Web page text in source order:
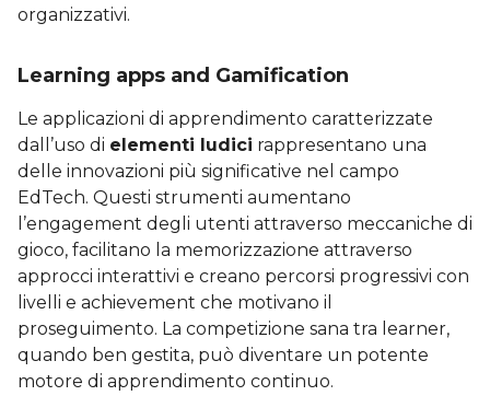
organizzativi.
Learning apps and Gamification
Le applicazioni di apprendimento caratterizzate
dall’uso di elementi ludici rappresentano una
delle innovazioni più significative nel campo
EdTech. Questi strumenti aumentano
l’engagement degli utenti attraverso meccaniche di
gioco, facilitano la memorizzazione attraverso
approcci interattivi e creano percorsi progressivi con
livelli e achievement che motivano il
proseguimento. La competizione sana tra learner,
quando ben gestita, può diventare un potente
motore di apprendimento continuo.